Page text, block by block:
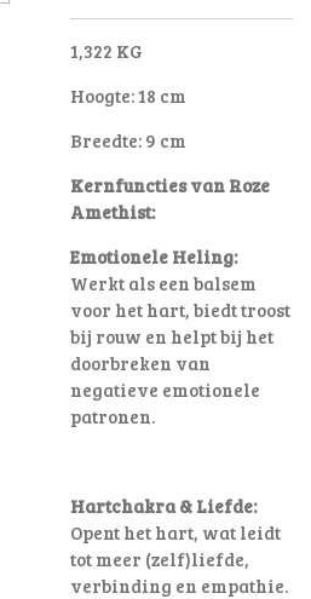
1,322 KG
Hoogte: 18 cm
Breedte: 9 cm
Kernfuncties van Roze
Amethist:
Emotionele Heling:
Werkt als een balsem
voor het hart, biedt troost
bij rouw en helpt bij het
doorbreken van
negatieve emotionele
patronen.
Hartchakra & Liefde:
Opent het hart, wat leidt
tot meer (zelf)liefde,
verbinding en empathie.